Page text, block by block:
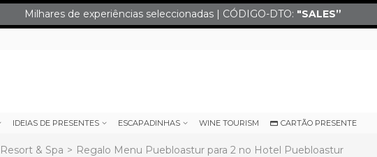
Milhares de experiências seleccionadas | CÓDIGO-DTO: "SALES”
IDEIAS DE PRESENTES ESCAPADINHAS WINE TOURISM CARTÃO PRESENTE
& Spa > Regalo Menu Puebloastur para 2 no Hotel Puebloastur